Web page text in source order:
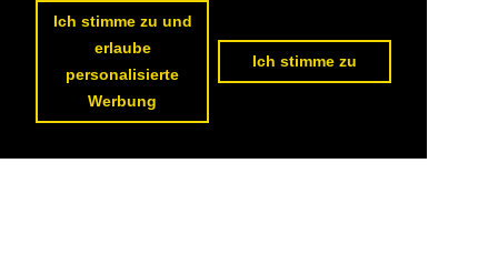
Ich stimme zu und
erlaube
personalisierte
Werbung
Ich stimme zu